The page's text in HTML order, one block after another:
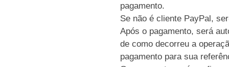
pagamento.
Se não é cliente PayPal,
Após o pagamento, será
de como decorreu a
pagamento para sua